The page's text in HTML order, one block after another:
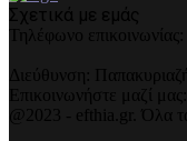
Σχετικά με εμάς
Τηλέφωνo
Διεύθυνση:
Επικοινωνήστε μαζί μας:
@2023 - efthia.gr. Όλα τα